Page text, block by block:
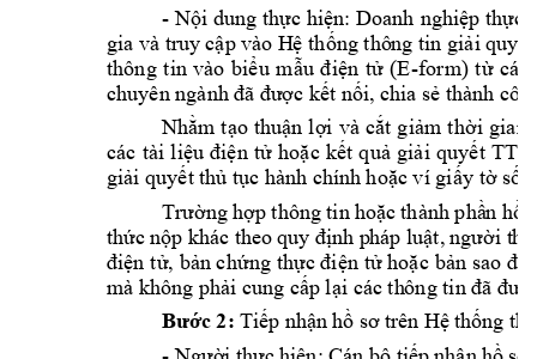
- Nội dung thực hiện: Doanh nghiệp thực
gia và truy cập vào Hệ thống thông tin giải quyết
thông tin vào biểu mẫu điện tử (E-form) từ các
chuyên ngành đã được kết nối, chia sẻ thành
Nhằm tạo thuận lợi và cắt giảm thời gian
các tài liệu điện tử hoặc kết quả giải quyết
giải quyết thủ tục hành chính hoặc ví giấy tờ số
Trường hợp thông tin hoặc thành phần hồ
thức nộp khác theo quy định pháp luật, người t
điện tử, bản chứng thực điện tử hoặc bản sao
mà không phải cung cấp lại các thông tin đã
Bước 2: Tiếp nhận hồ sơ trên Hệ thống